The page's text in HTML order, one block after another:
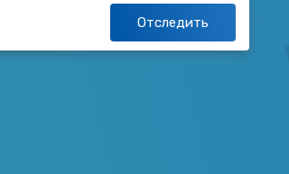
Отследить